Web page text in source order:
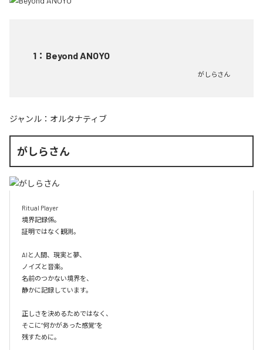
1 ： Beyond ANOYO
がしらさん
ジャンル： オルタナティブ
がしらさん
Ritual Player
境界記録係。
証明ではなく観測。
AIと人間、現実と夢、
ノイズと音楽。
名前のつかない境界を、
静かに記録しています。
正しさを決めるためではなく、
そこに“何かがあった感覚”を
残すために。